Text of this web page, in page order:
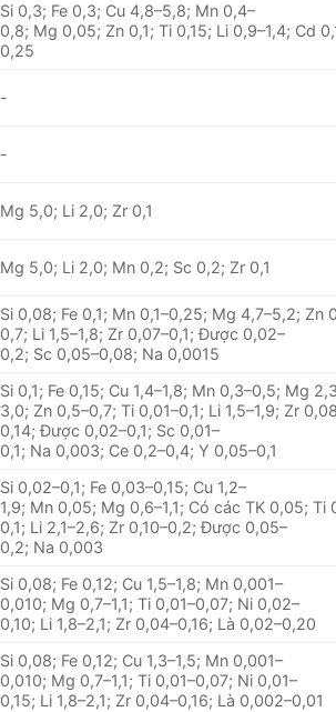
Si 0,3; Fe 0,3; Cu 4,8–5,8; Mn 0,4–
0,8; Mg 0,05; Zn 0,1; Ti 0,15; Li 0,9–1,4; Cd
0,25
-
-
Mg 5,0; Li 2,0; Zr 0,1
Mg 5,0; Li 2,0; Mn 0,2; Sc 0,2; Zr 0,1
Si 0,08; Fe 0,1; Mn 0,1–0,25; Mg 4,7–5,2; Zn
0,7; Li 1,5–1,8; Zr 0,07–0,1; Được 0,02–
0,2; Sc 0,05–0,08; Na 0,0015
Si 0,1; Fe 0,15; Cu 1,4–1,8; Mn 0,3–0,5; Mg
3,0; Zn 0,5–0,7; Ti 0,01–0,1; Li 1,5–1,9; Zr
0,14; Được 0,02–0,1; Sc 0,01–
0,1; Na 0,003; Ce 0,2–0,4; Y 0,05–0,1
Si 0,02–0,1; Fe 0,03–0,15; Cu 1,2–
1,9; Mn 0,05; Mg 0,6–1,1; Có các TK 0,05; Ti
0,1; Li 2,1–2,6; Zr 0,10–0,2; Được 0,05–
0,2; Na 0,003
Si 0,08; Fe 0,12; Cu 1,5–1,8; Mn 0,001–
0,010; Mg 0,7–1,1; Ti 0,01–0,07; Ni 0,02–
0,10; Li 1,8–2,1; Zr 0,04–0,16; Là 0,02–0,20
Si 0,08; Fe 0,12; Cu 1,3–1,5; Mn 0,001–
0,010; Mg 0,7–1,1; Ti 0,01–0,07; Ni 0,01–
0,15; Li 1,8–2,1; Zr 0,04–0,16; Là 0,002–0,01